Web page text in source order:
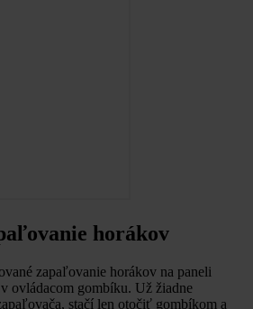
horákov
zapaľovanie horákov na paneli
ovládacom gombíku. Už žiadne
stačí len otočiť gombíkom a